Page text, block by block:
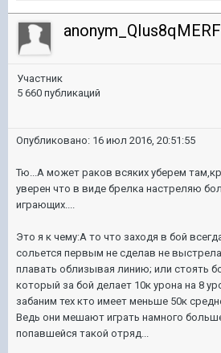
Участник
5 660 публикаций
Опубликовано: 16 июл 2016, 20:51:55
Тю...А может раков всяких уберем
уверен что в виде брелка настреляю
играющих....
Это я к чему:А то что заходя в бой
сольется первым не сделав не
плавать облизывая линию; или стоять
который за бой делает 10к урона на 8
забаним тех кто имеет меньше 50к
Ведь они мешают играть намного
попавшейся такой отряд...